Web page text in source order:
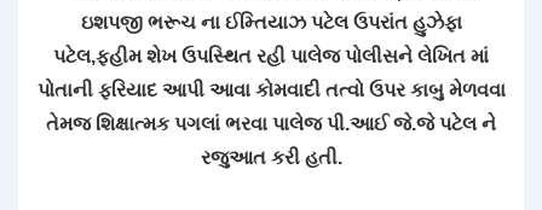
ઇશપજી ભરૂચ ના ઈમ્તિયાઝ પટેલ ઉપરાંત હુઝેફા
પટેલ,ફહીમ શેખ ઉપસ્થિત રહી પાલેજ પોલીસને લેખિત માં
પોતાની ફરિયાદ આપી આવા કોમવાદી તત્વો ઉપર કાબુ મેળવવા
તેમજ શિક્ષાત્મક પગલાં ભરવા પાલેજ પી.આઈ જે.જે પટેલ ને
રજુઆત કરી હતી.